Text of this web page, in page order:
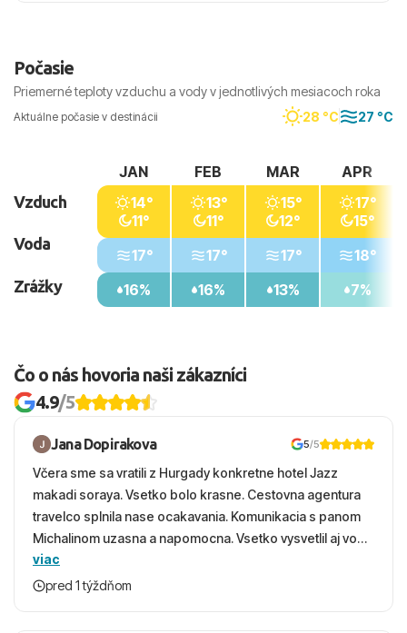
Počasie
Priemerné teploty vzduchu a vody v jednotlivých mesiacoch roka
Aktuálne počasie v destinácii 28 °C 27 °C
Vzduch
Voda
Zrážky
JAN
14°
11°
17°
16%
FEB
13°
11°
17°
16%
MAR
15°
12°
17°
13%
APR
17°
15°
18°
7%
Čo o nás hovoria naši zákazníci
4.9/5
Jana Dopirakova 5/5
Včera sme sa vratili z Hurgady konkretne hotel Jazz
makadi soraya. Vsetko bolo krasne. Cestovna agentura
travelco splnila nase ocakavania. Komunikacia s panom
Michalinom uzasna a napomocna. Vsetko vysvetlil aj vo
vecernych hodinach zaco sa ospravedlnujem. Hotel
krasny, cisty. Sluzby top. Strava, prostredie, more,
viac
pred 1 týždňom